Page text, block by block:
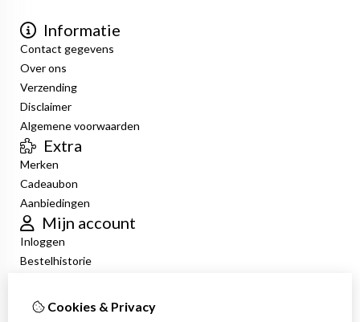
Informatie
Contact gegevens
Over ons
Verzending
Disclaimer
Algemene voorwaarden
Extra
Merken
Cadeaubon
Aanbiedingen
Mijn account
Inloggen
Bestelhistorie
Nieuwsbrief
Cookies & Privacy